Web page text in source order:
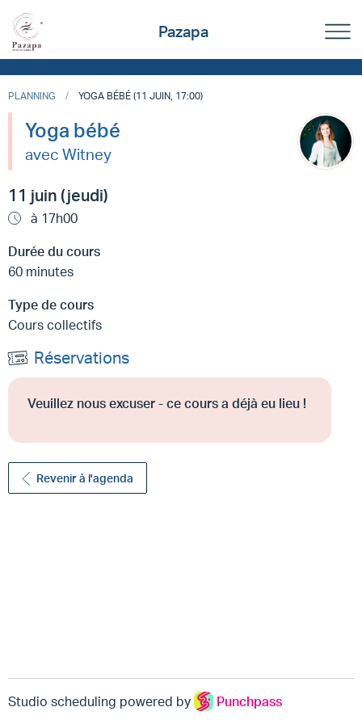
Pazapa
PLANNING YOGA BÉBÉ (11 JUIN, 17:00)
Yoga bébé
avec Witney
11 juin (jeudi)
à 17h00
Durée du cours
60 minutes
Type de cours
Cours collectifs
Réservations
Veuillez nous excuser - ce cours a déjà eu lieu !
Revenir à l'agenda
Studio scheduling powered by Punchpass